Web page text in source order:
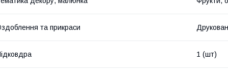
та прикраси
1 (шт)